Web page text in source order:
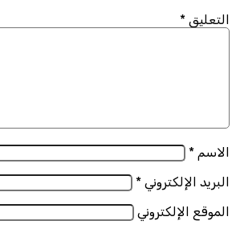
التعليق *
الاسم *
البريد الإلكتروني *
الموقع الإلكتروني